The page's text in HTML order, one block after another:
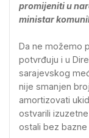
promijeniti u
ministar
Da ne možemo
potvrđuju i u
sarajevskog
nije smanjen
amortizovati
ostvarili
ostali bez